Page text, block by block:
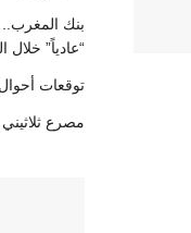
“عادياً” خلال
توقعات
مصرع